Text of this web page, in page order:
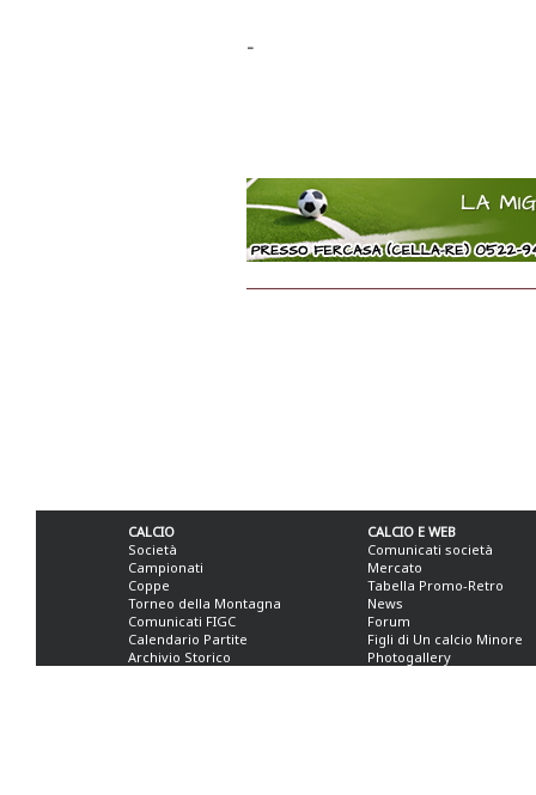
-
CALCIO
Società
Campionati
Coppe
Torneo della Montagna
Comunicati FIGC
Calendario Partite
Archivio Storico
CALCIO E WEB
Comunicati società
Mercato
Tabella Promo-Retro
News
Forum
Figli di Un calcio Minore
Photogallery